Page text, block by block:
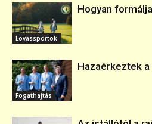
Lovassportok
Hogyan
Fogathajtás
Hazaérkeztek